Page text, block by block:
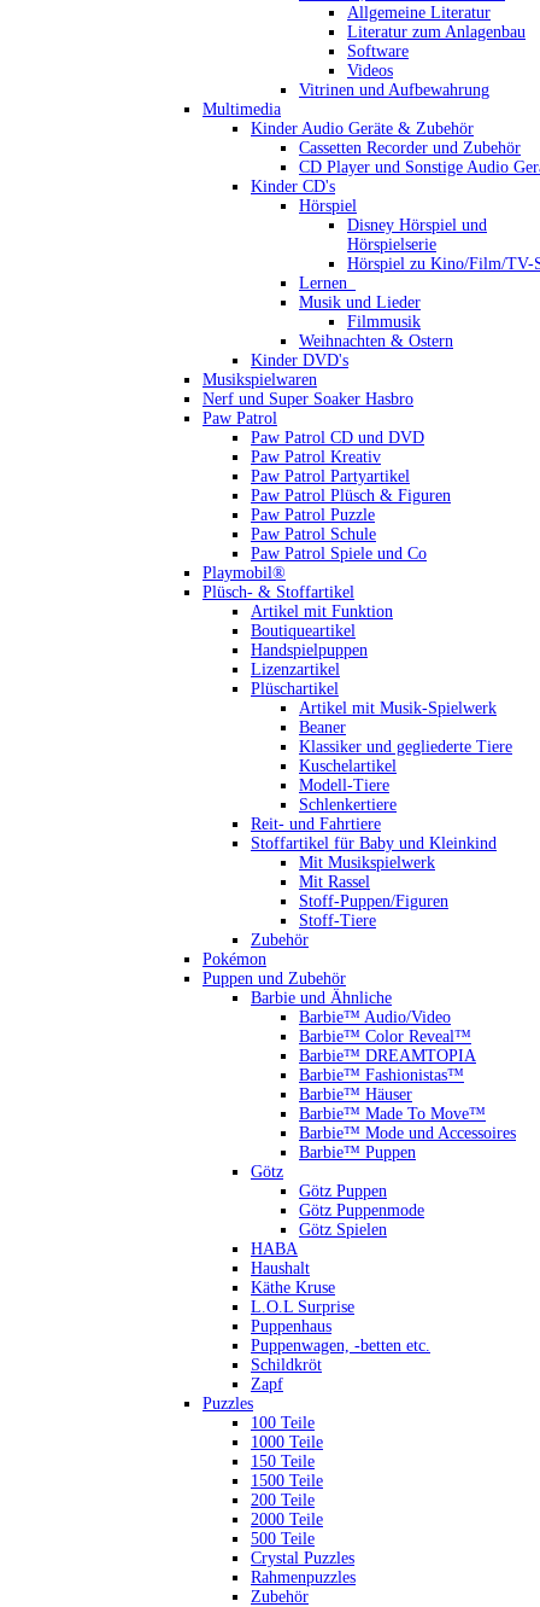
Allgemeine Literatur
Literatur zum Anlagenbau
Software
Videos
Vitrinen und Aufbewahrung
Multimedia
Kinder Audio Geräte & Zubehör
Cassetten Recorder und Zubehör
CD Player und Sonstige Audio
Kinder CD's
Hörspiel
Disney Hörspiel und
Hörspielserie
Hörspiel zu Kino/Film/TV-
Lernen_
Musik und Lieder
Filmmusik
Weihnachten & Ostern
Kinder DVD's
Musikspielwaren
Nerf und Super Soaker Hasbro
Paw Patrol
Paw Patrol CD und DVD
Paw Patrol Kreativ
Paw Patrol Partyartikel
Paw Patrol Plüsch & Figuren
Paw Patrol Puzzle
Paw Patrol Schule
Paw Patrol Spiele und Co
Playmobil®
Plüsch- & Stoffartikel
Artikel mit Funktion
Boutiqueartikel
Handspielpuppen
Lizenzartikel
Plüschartikel
Artikel mit Musik-Spielwerk
Beaner
Klassiker und gegliederte Tiere
Kuschelartikel
Modell-Tiere
Schlenkertiere
Reit- und Fahrtiere
Stoffartikel für Baby und Kleinkind
Mit Musikspielwerk
Mit Rassel
Stoff-Puppen/Figuren
Stoff-Tiere
Zubehör
Pokémon
Puppen und Zubehör
Barbie und Ähnliche
Barbie™ Audio/Video
Barbie™ Color Reveal™
Barbie™ DREAMTOPIA
Barbie™ Fashionistas™
Barbie™ Häuser
Barbie™ Made To Move™
Barbie™ Mode und Accessoires
Barbie™ Puppen
Götz
Götz Puppen
Götz Puppenmode
Götz Spielen
HABA
Haushalt
Käthe Kruse
L.O.L Surprise
Puppenhaus
Puppenwagen, -betten etc.
Schildkröt
Zapf
Puzzles
100 Teile
1000 Teile
150 Teile
1500 Teile
200 Teile
2000 Teile
500 Teile
Crystal Puzzles
Rahmenpuzzles
Zubehör